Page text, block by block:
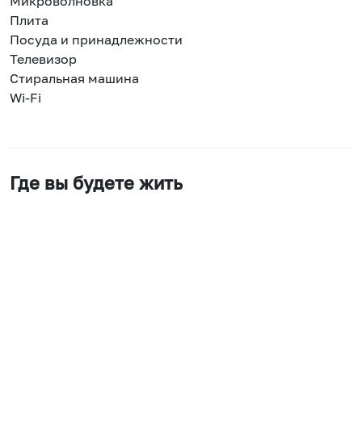
Плита
Посуда и принадлежности
Телевизор
Стиральная машина
Wi-Fi
Где вы будете жить